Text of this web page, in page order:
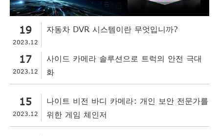
19
2023.12
자동차 DVR 시스템이란 무엇입니까?
17
2023.12
사이드 카메라 솔루션으로 트럭의 안전 극대
화
15
2023.12
나이트 비전 바디 카메라: 개인 보안 전문가를
위한 게임 체인저